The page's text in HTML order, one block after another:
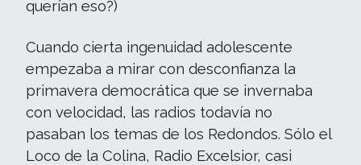
querían eso?)
Cuando cierta ingenuidad adolescente
empezaba a mirar con desconfianza la
primavera democrática que se invernaba
con velocidad, las radios todavía no
pasaban los temas de los Redondos. Sólo el
Loco de la Colina, Radio Excelsior, casi